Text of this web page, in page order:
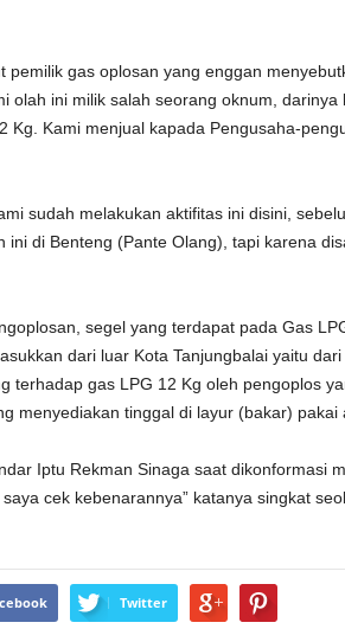
pemilik gas oplosan yang enggan
olah ini milik salah seorang oknum,
Kg. Kami menjual kapada Pengusaha-
sudah melakukan aktifitas ini disini,
ini di Benteng (Pante Olang), tapi karena
segel yang terdapat pada Gas
dari luar Kota Tanjungbalai yaitu
terhadap gas LPG 12 Kg oleh pengoplos
menyediakan tinggal di layur (bakar) pakai
Iptu Rekman Sinaga saat dikonformasi
saya cek kebenarannya” katanya singkat
Twitter